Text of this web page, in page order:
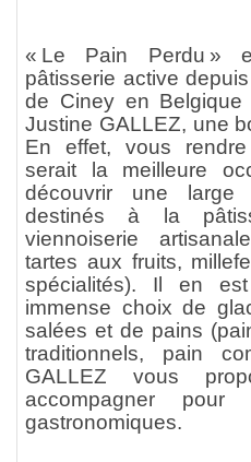
« Le Pain Perdu »
pâtisserie active
de Ciney en
Justine GALLEZ, une
En effet, vous
serait la meilleure
découvrir une large
destinésà
la
viennoiserie
tartes aux fruits,
spécialités). Il en
immense choix de
salées et de pains
traditionnels, pain
GALLEZ vous
accompagner
gastronomiques.